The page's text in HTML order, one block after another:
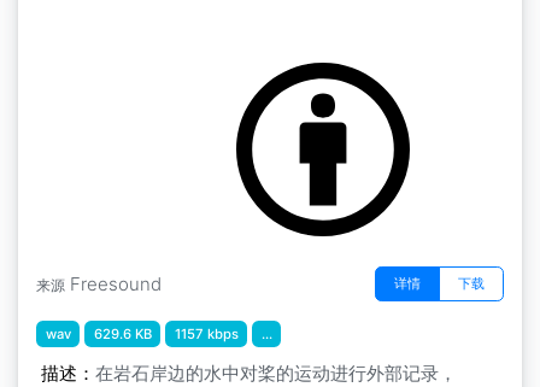
来源 Freesound 详情 下载
wav 629.6 KB 1157 kbps ...
描述： 在岩石岸边的水中对桨的运动进行外部记录，